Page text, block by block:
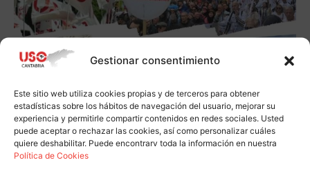
Gestionar consentimiento
Este sitio web utiliza cookies propias y de terceros para obtener
estadísticas sobre los hábitos de navegación del usuario, mejorar su
experiencia y permitirle compartir contenidos en redes sociales. Usted
puede aceptar o rechazar las cookies, así como personalizar cuáles
quiere deshabilitar. Puede encontrarv toda la información en nuestra
Política de Cookies